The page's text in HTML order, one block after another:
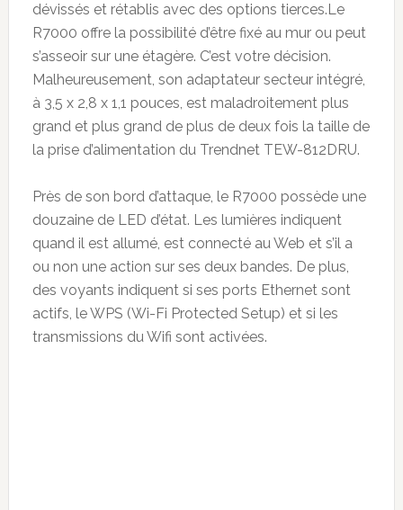
dévissés et rétablis avec des options tierces. Le
R7000 offre la possibilité d’être fixé au mur ou peut
s’asseoir sur une étagère. C’est votre décision.
Malheureusement, son adaptateur secteur intégré,
à 3,5 x 2,8 x 1,1 pouces, est maladroitement plus
grand et plus grand de plus de deux fois la taille de
la prise d’alimentation du Trendnet TEW-812DRU.
Près de son bord d’attaque, le R7000 possède une
douzaine de LED d’état. Les lumières indiquent
quand il est allumé, est connecté au Web et s’il a
ou non une action sur ses deux bandes. De plus,
des voyants indiquent si ses ports Ethernet sont
actifs, le WPS (Wi-Fi Protected Setup) et si les
transmissions du Wifi sont activées.